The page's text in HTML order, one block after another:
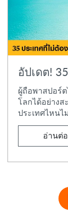
อัปเดต!
ผู้ถือพาสปอร์ต
โลกได้อย่าง
ประเทศไหน
อ่านต่อ